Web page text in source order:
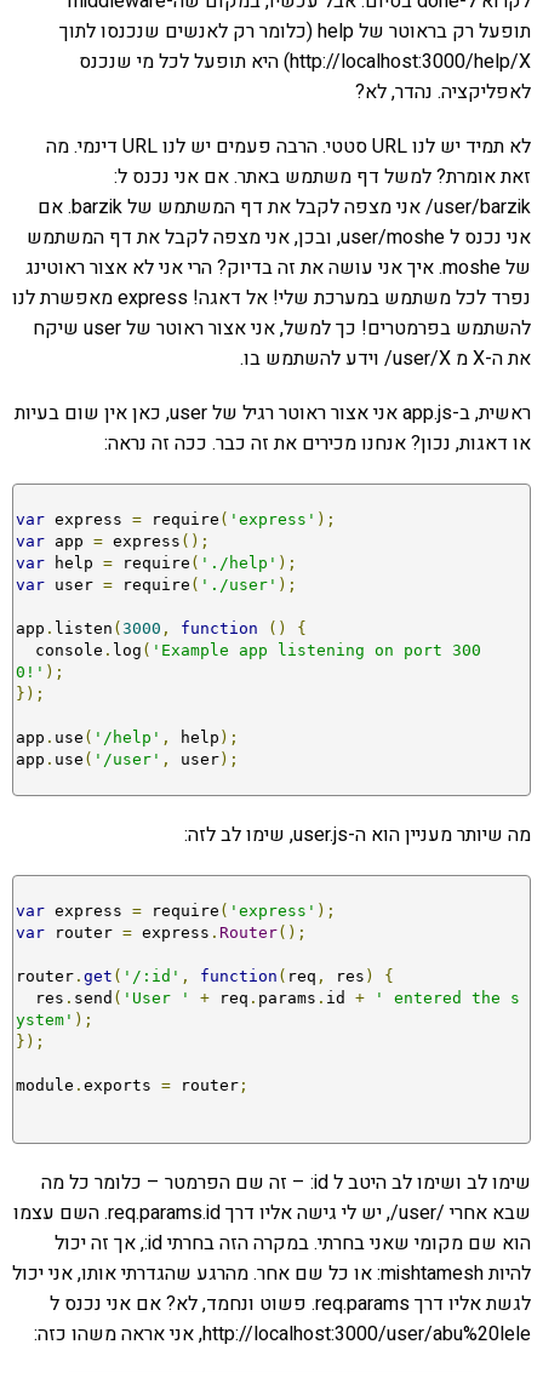
תופעל רק בראוטר של help (כלומר רק לאנשים שנכנסו לתוך
http://localhost:3000/help/X) היא תופעל לכל מי שנכנס
לאפליקציה. נהדר, לא?
לא תמיד יש לנו URL סטטי. הרבה פעמים יש לנו URL דינמי. מה
זאת אומרת? למשל דף משתמש באתר. אם אני נכנס ל:
user/barzik/ אני מצפה לקבל את דף המשתמש של barzik. אם
אני נכנס ל user/moshe, ובכן, אני מצפה לקבל את דף המשתמש
של moshe. איך אני עושה את זה בדיוק? הרי אני לא אצור ראוטינג
נפרד לכל משתמש במערכת שלי! אל דאגה! express מאפשרת לנו
להשתמש בפרמטרים! כך למשל, אני אצור ראוטר של user שיקח
את ה-X מ user/X/ וידע להשתמש בו.
ראשית, ב-app.js אני אצור ראוטר רגיל של user, כאן אין שום בעיות
או דאגות, נכון? אנחנו מכירים את זה כבר. ככה זה נראה:
var express = require ( 'express' );
var app = express ();
var help = require ( './help' );
var user = require ( './user' );
app . listen ( 3000 , function ()
{
  console
. log ( 'Example app listening on port 300
0!' );
});
app . use ( '/help' , help );
app . use ( '/user' , user );
מה שיותר מעניין הוא ה-user.js, שימו לב לזה:
var express = require ( 'express' );
var router = express . Router();
router . get ( '/:id' , function ( req , res )
{
  res
. send ( 'User ' + req . params . id +
' entered the s
ystem' );
});
module . exports = router ;
שימו לב ושימו לב היטב ל id: – זה שם הפרמטר – כלומר כל מה
שבא אחרי /user/, יש לי גישה אליו דרך req.params.id. השם עצמו
הוא שם מקומי שאני בחרתי. במקרה הזה בחרתי id:, אך זה יכול
להיות mishtamesh: או כל שם אחר. מהרגע שהגדרתי אותו, אני יכול
לגשת אליו דרך req.params. פשוט ונחמד, לא? אם אני נכנס ל
http://localhost:3000/user/abu%20lele, אני אראה משהו כזה: